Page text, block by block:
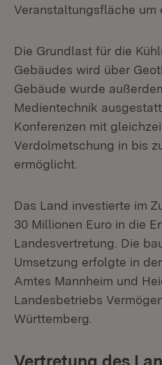
Veranstaltungsfläche um
Die Grundlast für die
Gebäudes wird über
Gebäude wurde
Medientechnik
Konferenzen mit
Verdolmetschung in bis
ermöglicht.
Das Land investierte im
30 Millionen Euro in die
Landesvertretung. Die
Umsetzung erfolgte in
Amtes Mannheim und
Landesbetriebs
Württemberg.